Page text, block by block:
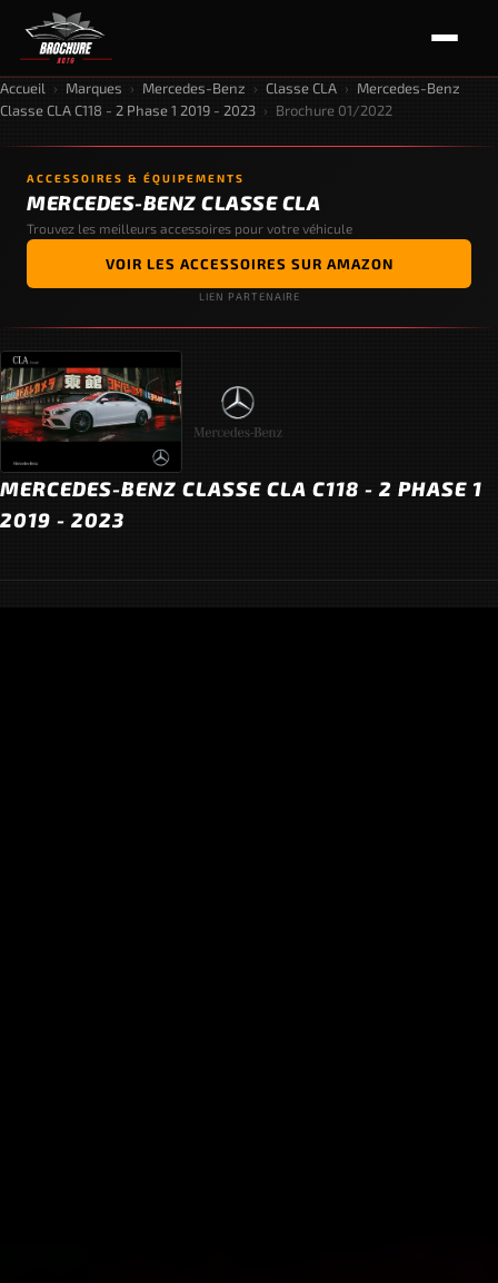
Accueil › Marques › Mercedes-Benz › Classe CLA › Mercedes-Benz
Classe CLA C118 - 2 Phase 1 2019 - 2023 › Brochure 01/2022
ACCESSOIRES & ÉQUIPEMENTS
MERCEDES-BENZ CLASSE CLA
Trouvez les meilleurs accessoires pour votre véhicule
VOIR LES ACCESSOIRES SUR AMAZON
LIEN PARTENAIRE
MERCEDES-BENZ CLASSE CLA C118 - 2 PHASE 1
2019 - 2023